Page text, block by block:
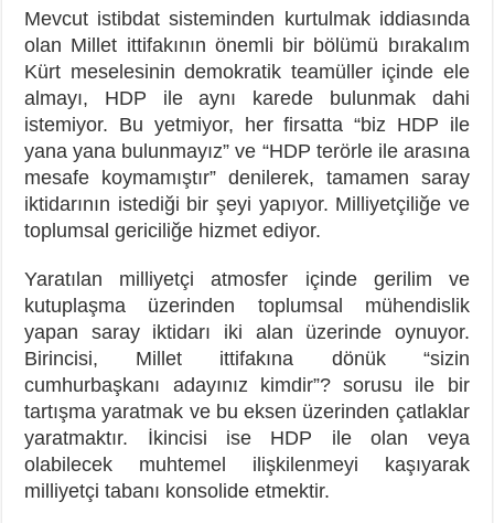
Mevcut istibdat sisteminden kurtulmak iddiasında
olan Millet ittifakının önemli bir bölümü bırakalım
Kürt meselesinin demokratik teamüller içinde ele
almayı, HDP ile aynı karede bulunmak dahi
istemiyor. Bu yetmiyor, her firsatta “biz HDP ile
yana yana bulunmayız” ve “HDP terörle ile arasına
mesafe koymamıştır” denilerek, tamamen saray
iktidarının istediği bir şeyi yapıyor. Milliyetçiliğe ve
toplumsal gericiliğe hizmet ediyor.
Yaratılan milliyetçi atmosfer içinde gerilim ve
kutuplaşma üzerinden toplumsal mühendislik
yapan saray iktidarı iki alan üzerinde oynuyor.
Birincisi, Millet ittifakına dönük “sizin
cumhurbaşkanı adayınız kimdir”? sorusu ile bir
tartışma yaratmak ve bu eksen üzerinden çatlaklar
yaratmaktır. İkincisi ise HDP ile olan veya
olabilecek muhtemel ilişkilenmeyi kaşıyarak
milliyetçi tabanı konsolide etmektir.